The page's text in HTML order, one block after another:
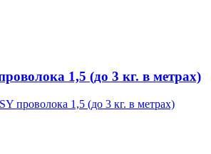
1,5 (до 3 кг. в метрах)